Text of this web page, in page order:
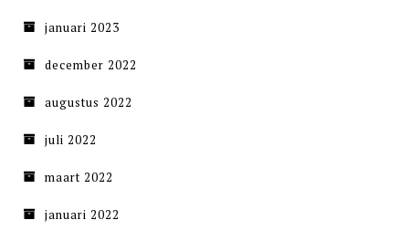
januari 2023
december 2022
augustus 2022
juli 2022
maart 2022
januari 2022